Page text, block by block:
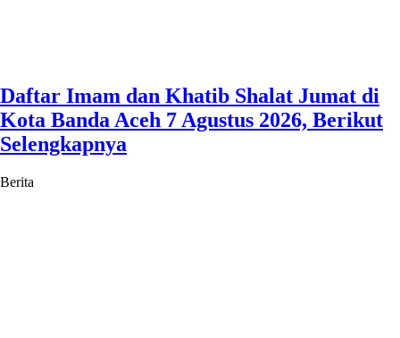
Daftar Imam dan Khatib Shalat Jumat di
Kota Banda Aceh 7 Agustus 2026, Berikut
Selengkapnya
Berita